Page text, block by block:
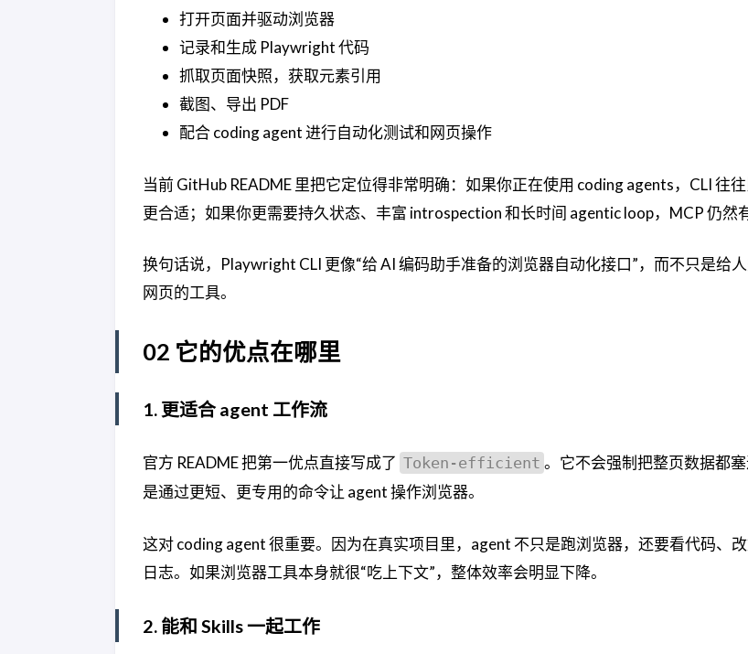
打开页面并驱动浏览器
记录和生成 Playwright 代码
抓取页面快照，获取元素引用
截图、导出 PDF
配合 coding agent 进行自动化测试和网页操作
当前 GitHub README 里把它定位得非常明确：如果你正在使用 coding agents，CLI 往
更合适；如果你更需要持久状态、丰富 introspection 和长时间 agentic loop，MCP 仍然
换句话说，Playwright CLI 更像“给 AI 编码助手准备的浏览器自动化接口”，而不只是给
网页的工具。
02 它的优点在哪里
1. 更适合 agent 工作流
官方 README 把第一优点直接写成了 Token-efficient 。它不会强制把整页数据都
是通过更短、更专用的命令让 agent 操作浏览器。
这对 coding agent 很重要。因为在真实项目里，agent 不只是跑浏览器，还要看代码、
日志。如果浏览器工具本身就很“吃上下文”，整体效率会明显下降。
2. 能和 Skills 一起工作